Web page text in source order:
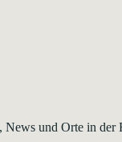
und Orte in der